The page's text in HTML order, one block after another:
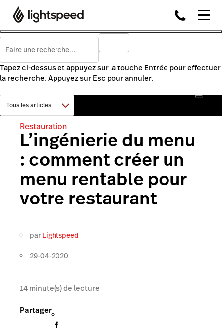
Tapez ci-dessus et appuyez sur la touche Entrée pour effectuer
la recherche. Appuyez sur Esc pour annuler.
Restauration
L’ingénierie du menu
: comment créer un
menu rentable pour
votre restaurant
par Lightspeed
29-04-2020
14minute(s) de lecture
Partager